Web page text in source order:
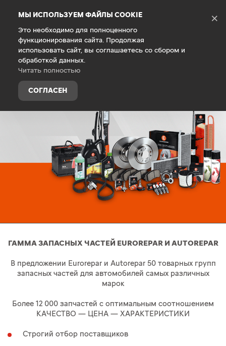
МЫ ИСПОЛЬЗУЕМ ФАЙЛЫ COOKIE
Это необходимо для полноценного
функционирования сайта. Продолжая
использовать сайт, вы соглашаетесь со сбором и
обработкой данных.
Читать полностью
СОГЛАСЕН
×
Главная Владельцам Запасные части и аксессуары
ГАММА ЗАПАСНЫХ ЧАСТЕЙ EUROREPAR И AUTOREPAR
В предложении Eurorepar и Autorepar 50 товарных групп
запасных частей для автомобилей самых различных
марок
Более 12 000 запчастей с оптимальным соотношением
КАЧЕСТВО — ЦЕНА — ХАРАКТЕРИСТИКИ
Строгий отбор поставщиков